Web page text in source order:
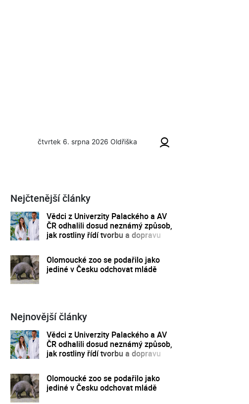
čtvrtek 6. srpna 2026 Oldřiška
jízdou pil
Nejčtenější články
Vědci z Univerzity Palackého a AV
ČR odhalili dosud neznámý způsob,
jak rostliny řídí tvorbu a dopravu
Olomoucké zoo se podařilo jako
jediné v Česku odchovat mládě
Nejnovější články
Vědci z Univerzity Palackého a AV
ČR odhalili dosud neznámý způsob,
jak rostliny řídí tvorbu a dopravu
Olomoucké zoo se podařilo jako
jediné v Česku odchovat mládě